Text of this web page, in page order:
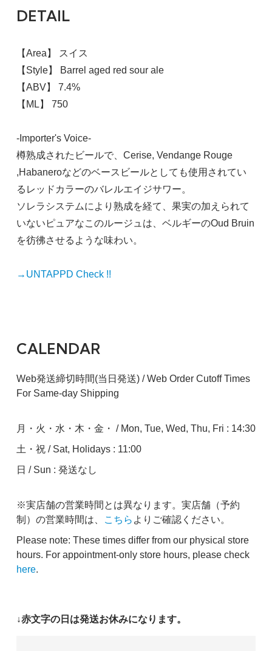
DETAIL
【Area】 スイス
【Style】 Barrel aged red sour ale
【ABV】 7.4%
【ML】 750
-Importer's Voice-
樽熟成されたビールで、Cerise, Vendange Rouge
,Habaneroなどのベースビールとしても使用されてい
るレッドカラーのバレルエイジサワー。
ソレラシステムにより熟成を経て、果実の加えられて
いないピュアなこのルージュは、ベルギーのOud Bruin
を彷彿させるような味わい。
→UNTAPPD Check !!
CALENDAR
Web発送締切時間(当日発送) / Web Order Cutoff Times
For Same-day Shipping
月・火・水・木・金・ / Mon, Tue, Wed, Thu, Fri : 14:30
土・祝 / Sat, Holidays : 11:00
日 / Sun : 発送なし
※実店舗の営業時間とは異なります。実店舗（予約
制）の営業時間は、
こちら よりご確認ください。
Please note: These times differ from our physical store
hours. For appointment-only store hours, please check
here.
↓赤文字の日は発送お休みになります。